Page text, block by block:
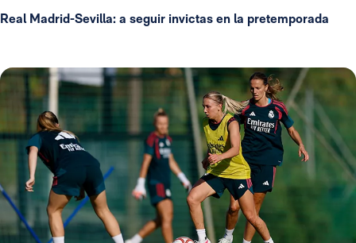
Real Madrid-Sevilla: a seguir invictas en la pretemporada